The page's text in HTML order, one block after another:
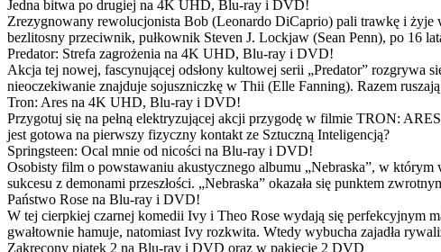
Jedna bitwa po drugiej na 4K UHD, Blu-ray i DVD!
Zrezygnowany rewolucjonista Bob (Leonardo DiCaprio) pali trawkę i żyje
bezlitosny przeciwnik, pułkownik Steven J. Lockjaw (Sean Penn), po 16
Predator: Strefa zagrożenia na 4K UHD, Blu-ray i DVD!
Akcja tej nowej, fascynującej odsłony kultowej serii „Predator” rozgrywa
nieoczekiwanie znajduje sojuszniczkę w Thii (Elle Fanning). Razem
Tron: Ares na 4K UHD, Blu-ray i DVD!
Przygotuj się na pełną elektryzującej akcji przygodę w filmie TRON:
jest gotowa na pierwszy fizyczny kontakt ze Sztuczną Inteligencją?
Springsteen: Ocal mnie od nicości na Blu-ray i DVD!
Osobisty film o powstawaniu akustycznego albumu „Nebraska”, w
sukcesu z demonami przeszłości. „Nebraska” okazała się punktem
Państwo Rose na Blu-ray i DVD!
W tej cierpkiej czarnej komedii Ivy i Theo Rose wydają się perfekcyjnym
gwałtownie hamuje, natomiast Ivy rozkwita. Wtedy wybucha zajadła
Zakręcony piątek 2 na Blu-ray i DVD oraz w pakiecie 2 DVD